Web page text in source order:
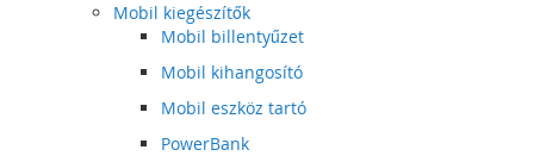
Mobil kiegészítők
Mobil billentyűzet
Mobil kihangosító
Mobil eszköz tartó
PowerBank